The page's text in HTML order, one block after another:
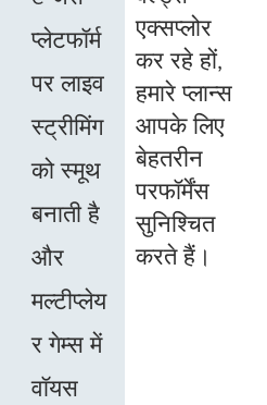
प्लेटफॉर्म
पर लाइव
स्ट्रीमिंग
को स्मूथ
बनाती है
और
मल्टीप्लेय
र गेम्स में
वॉयस
एक्सप्लोर
कर रहे हों,
हमारे प्लान्स
आपके लिए
बेहतरीन
परफॉर्मेंस
सुनिश्चित
करते हैं।